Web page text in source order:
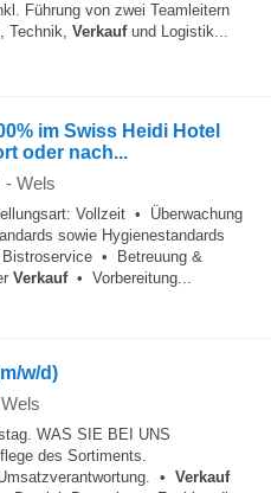
Führung von zwei Teamleitern
Technik, Verkaufund Logistik...
im Swiss Heidi Hotel
oder nach...
- Wels
Vollzeit • Überwachung
sowie Hygienestandards
• Betreuung &
Verkauf• Vorbereitung...
w/d)
Wels
WAS SIE BEI UNS
des Sortiments.
• Verkauf